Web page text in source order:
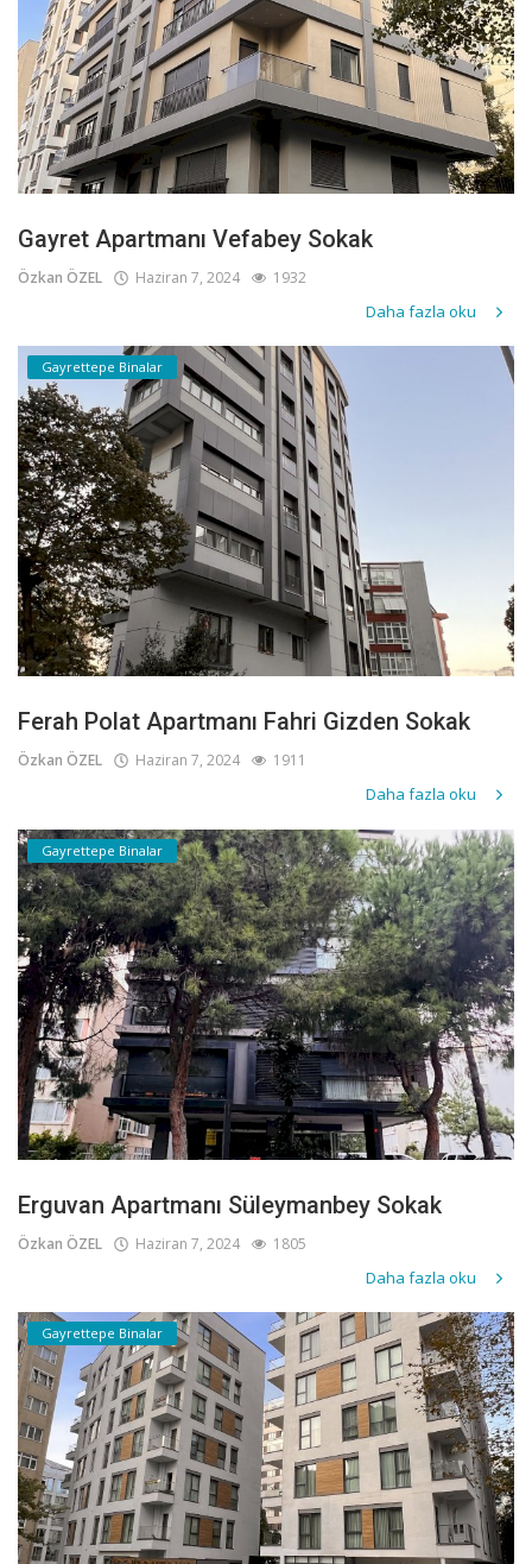
Gayret Apartmanı Vefabey Sokak
Özkan ÖZEL Haziran 7, 2024 1932
Daha fazla oku
Gayrettepe Binalar
Ferah Polat Apartmanı Fahri Gizden Sokak
Özkan ÖZEL Haziran 7, 2024 1911
Daha fazla oku
Gayrettepe Binalar
Erguvan Apartmanı Süleymanbey Sokak
Özkan ÖZEL Haziran 7, 2024 1805
Daha fazla oku
Gayrettepe Binalar